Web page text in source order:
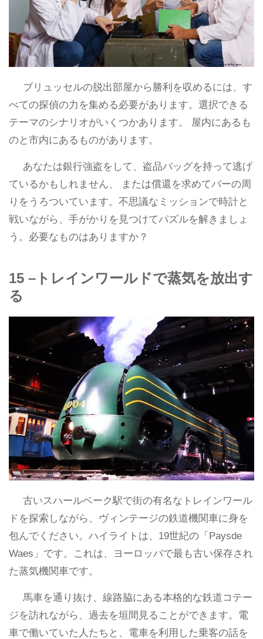
ブリュッセルの脱出部屋から勝利を収めるには、す
べての探偵の力を集める必要があります。選択できる
テーマのシナリオがいくつかあります。 屋内にあるも
のと市内にあるものがあります。
あなたは銀行強盗をして、盗品バッグを持って逃げ
ているかもしれません、 または償還を求めてバーの周
りをうろついています。不思議なミッションで時計と
戦いながら、手がかりを見つけてパズルを解きましょ
う。必要なものはありますか？
15 –トレインワールドで蒸気を放出す
る
古いスハールベーク駅で街の有名なトレインワール
ドを探索しながら、ヴィンテージの鉄道機関車に身を
包んでください。ハイライトは、19世紀の「Paysde
Waes」です。これは、ヨーロッパで最も古い保存され
た蒸気機関車です。
馬車を通り抜け、線路脇にある本格的な鉄道コテー
ジを訪れながら、過去を垣間見ることができます。電
車で働いていた人たちと、電車を利用した乗客の話を